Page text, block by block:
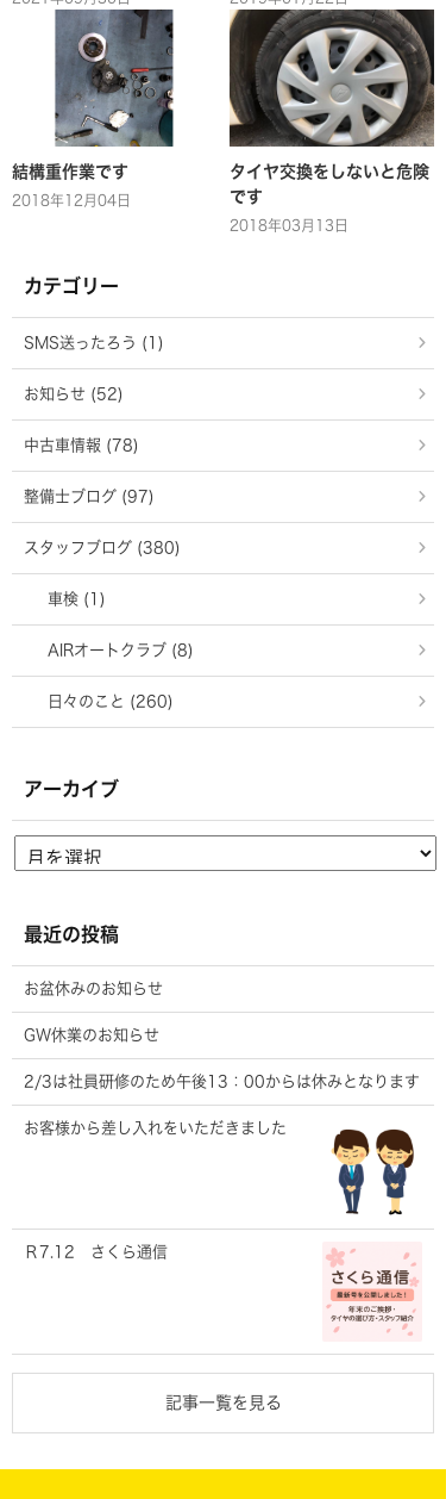
結構重作業です
2018年12月04日
タイヤ交換をしないと危険
です
2018年03月13日
カテゴリー
SMS送ったろう (1)
お知らせ (52)
中古車情報 (78)
整備士ブログ (97)
スタッフブログ (380)
車検 (1)
AIRオートクラブ (8)
日々のこと (260)
アーカイブ
最近の投稿
お盆休みのお知らせ
GW休業のお知らせ
2/3は社員研修のため午後13：00からは休みとなります
お客様から差し入れをいただきました
Ｒ7.12 さくら通信
記事一覧を見る